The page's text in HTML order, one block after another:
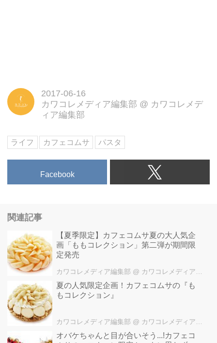
2017-06-16
カワコレメディア編集部 @ カワコレメデ
ィア編集部
ライフ カフェコムサ パスタ
Facebook
関連記事
【夏季限定】カフェコムサ夏の大人気企
画「ももコレクション」第二弾が期間限
定発売
カワコレメディア編集部 @ カワコレメディア編集部
夏の人気限定企画！カフェコムサの『も
もコレクション』
カワコレメディア編集部 @ カワコレメディア編集部
オバケちゃんと目が合いそう...!カフェコ